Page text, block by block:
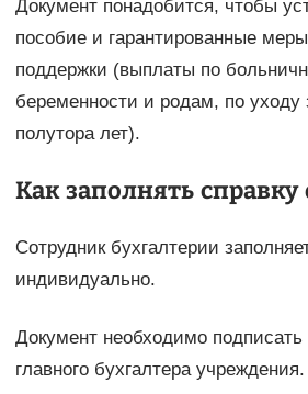
Документ понадобится, чтобы
пособие и гарантированные
поддержки (выплаты по
беременности и родам, по
полутора лет).
Как заполнять справку
Сотрудник бухгалтерии
индивидуально.
Документ необходимо подписать
главного бухгалтера учреждения.